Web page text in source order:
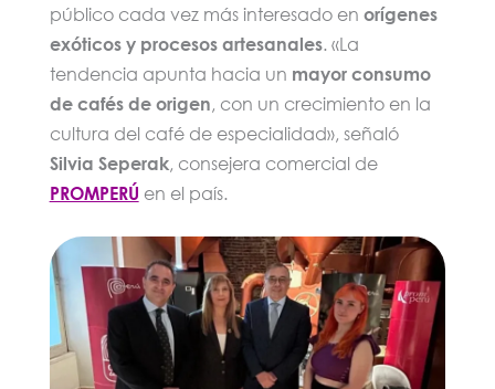
público cada vez más interesado en orígenes
exóticos y procesos artesanales. «La
tendencia apunta hacia un mayor consumo
de cafés de origen, con un crecimiento en la
cultura del café de especialidad», señaló
Silvia Seperak, consejera comercial de
PROMPERÚ en el país.